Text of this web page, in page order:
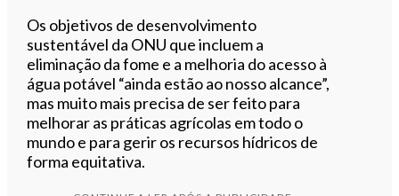
Os objetivos de desenvolvimento
sustentável da ONU que incluem a
eliminação da fome e a melhoria do acesso à
água potável “ainda estão ao nosso alcance”,
mas muito mais precisa de ser feito para
melhorar as práticas agrícolas em todo o
mundo e para gerir os recursos hídricos de
forma equitativa.